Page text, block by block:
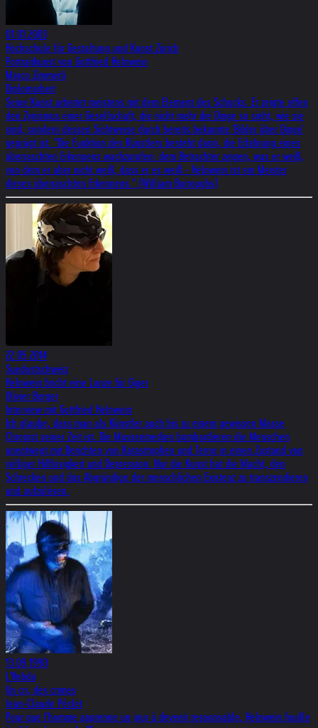
01.01.2003
Hochschule für Gestaltung und Kunst Zürich
Portraitkunst von Gottfried Helnwein
Marco Zimmerli
Diplomarbeit
Seine Kunst arbeitet meistens mit dem Element des Schocks. Er zeigte offen
den Zynismus einer Gesellschaft, die nicht mehr die Dinge so sieht, wie sie
sind, sondern dessen Sichtweise durch bereits bekannte 'Bilder über Dinge'
geprägt ist. "Die Funktion des Künstlers besteht darin, die Erfahrung eines
überraschten Erkennens wachzurufen: dem Betrachter zeigen, was er weiß,
von dem er aber nicht weiß, dass er es weiß.- Helnwein ist ein Meister
dieses überraschten Erkennens." (William Burroughs)
22.05.2014
Suedostschweiz
Helnwein bricht eine Lanze für Giger
Olivier Berger
Interview mit Gottfried Helnwein
Ich glaube, dass man als Künstler auch bis zu einem gewissen Masse
Chronist seiner Zeit ist. Die Massenmedien bombardieren die Menschen
unentwegt mit Berichten von Katastrophen und Terror in einen Zustand von
völliger Hilflosigkeit und Depression. Nur die Kunst hat die Macht, den
Schrecken und das Abgründige der menschlichen Existenz zu transzendieren
und aufzulösen.
13.09.1990
L'Hebdo
Un cri, des crimes
Jean-Claude Péclet
Pour que l'homme apprenne un jour à devenir responsable, Helnwein fouille